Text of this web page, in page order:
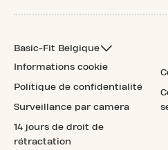
Basic-Fit Belgique
Informations cookie
Politique de confidentialité
Surveillance par camera
14 jours de droit de
rétractation